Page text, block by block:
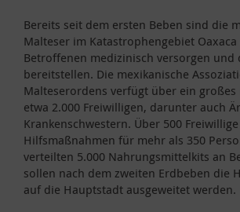
Bereits seit dem ersten Beben sind die
Malteser im Katastrophengebiet
Betroffenen medizinisch versorgen und
bereitstellen. Die mexikanische
Malteserordens verfügt über ein großes
etwa 2.000 Freiwilligen, darunter auch
Krankenschwestern. Über 500
Hilfsmaßnahmen für mehr als 350
verteilten 5.000 Nahrungsmittelkits an
sollen nach dem zweiten Erdbeben die
auf die Hauptstadt ausgeweitet werden.